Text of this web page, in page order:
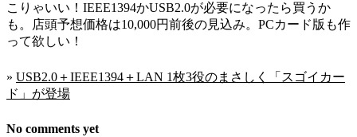
こりゃいい！IEEE1394かUSB2.0が必要になったら買うか
も。店頭予想価格は10,000円前後の見込み。PCカード版も作
って欲しい！
» USB2.0＋IEEE1394＋LAN 1枚3役のまさしく「スゴイカー
ド」が登場
No comments yet